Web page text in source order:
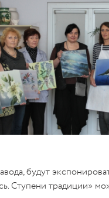
будут
Ступени традиции»